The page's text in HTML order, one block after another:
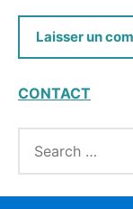
CONTACT